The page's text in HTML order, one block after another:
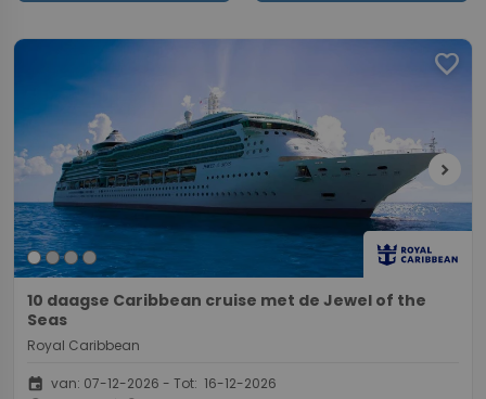
favorite
chevron_right
10 daagse Caribbean cruise met de Jewel of the
Seas
Royal Caribbean
event van: 07-12-2026 - Tot: 16-12-2026